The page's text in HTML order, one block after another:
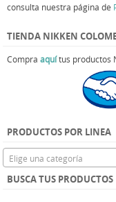
consulta nuestra página de
TIENDA NIKKEN
Compra aquítus productos
PRODUCTOS POR LINEA
Elige una categoría
BUSCA TUS PRODUCTOS